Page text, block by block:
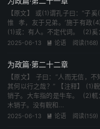
【原文】 或(1)谓孔子曰：“子
惟 孝，友于兄弟。’施于有政
(1)或：有人。不定代词。 (2)奚
2025-06-13  论语 阅读(168)
为政篇·第二十二章
【原文】 子曰：“人而无信，
其何以行之哉？” 【注释】 (1)
销子。大车指的是牛车。 (2)軏
木销子。没有輗和...
2025-06-13  论语 阅读(159)